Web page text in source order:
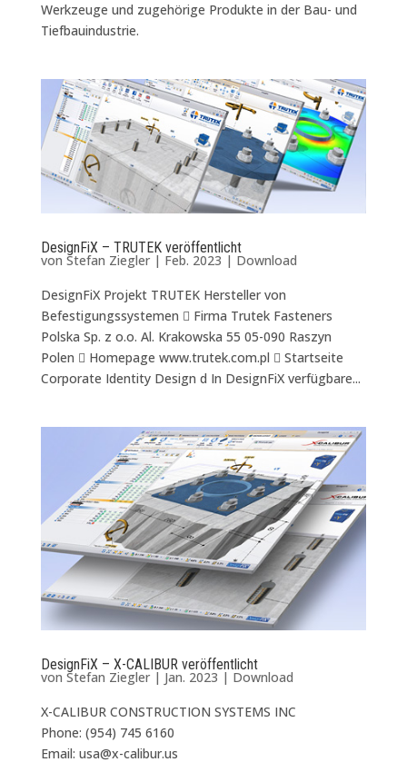
Werkzeuge und zugehörige Produkte in der Bau- und
Tiefbauindustrie.
DesignFiX – TRUTEK veröffentlicht
von Stefan Ziegler| Feb. 2023 | Download
DesignFiX Projekt TRUTEK Hersteller von
Befestigungssystemen  Firma Trutek Fasteners
Polska Sp. z o.o. Al. Krakowska 55 05-090 Raszyn
Polen  Homepage www.trutek.com.pl  Startseite
Corporate Identity Design d In DesignFiX verfügbare...
DesignFiX – X-CALIBUR veröffentlicht
von Stefan Ziegler| Jan. 2023 | Download
X-CALIBUR CONSTRUCTION SYSTEMS INC
Phone: (954) 745 6160
Email: usa@x-calibur.us